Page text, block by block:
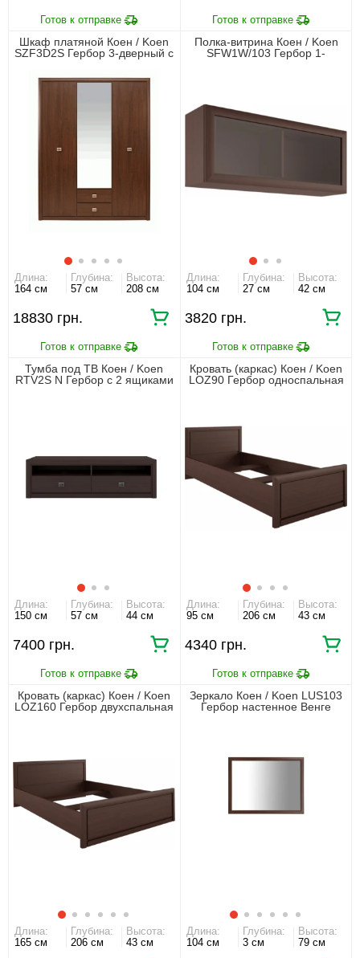
Шкаф платяной Коен / Koen
SZF3D2S Гербор 3-дверный с
Длина:
164 см
Глубина:
57 см
Высота:
208 см
18830 грн.
Полка-витрина Коен / Koen
SFW1W/103 Гербор 1-
Длина:
104 см
Глубина:
27 см
Высота:
42 см
3820 грн.
Тумба под ТВ Коен / Koen
RTV2S N Гербор с 2 ящиками
Длина:
150 см
Глубина:
57 см
Высота:
44 см
7400 грн.
Кровать (каркас) Коен / Koen
LOZ90 Гербор односпальная
Длина:
95 см
Глубина:
206 см
Высота:
43 см
4340 грн.
Кровать (каркас) Коен / Koen
LOZ160 Гербор двухспальная
Длина:
165 см
Глубина:
206 см
Высота:
43 см
Зеркало Коен / Koen LUS103
Гербор настенное Венге
Длина:
104 см
Глубина:
3 см
Высота:
79 см